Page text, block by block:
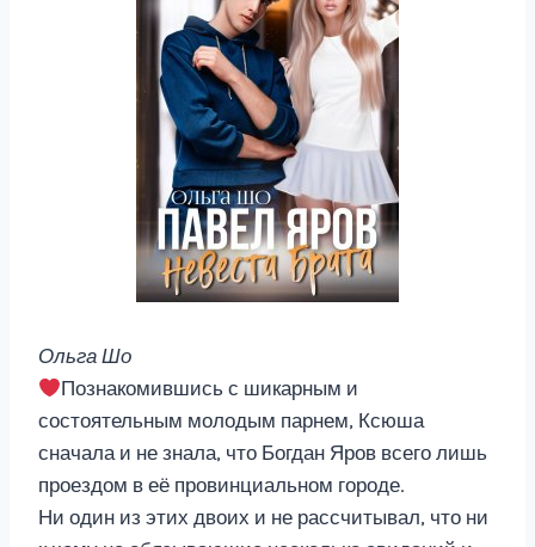
Ольга Шо
Познакомившись с шикарным и
состоятельным молодым парнем, Ксюша
сначала и не знала, что Богдан Яров всего лишь
проездом в её провинциальном городе.
Ни один из этих двоих и не рассчитывал, что ни